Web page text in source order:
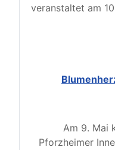
veranstaltet am
Am 9. Mai
Pforzheimer